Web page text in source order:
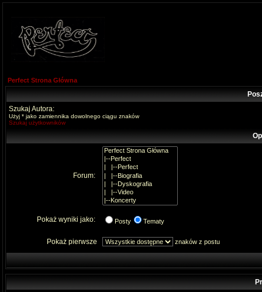
Perfect Strona Główna
Szukaj Autora:
Użyj * jako zamiennika dowolnego ciągu znaków
Szukaj użytkowników
Forum:
Pokaż wyniki jako: Posty Tematy
Pokaż pierwsze znaków z postu